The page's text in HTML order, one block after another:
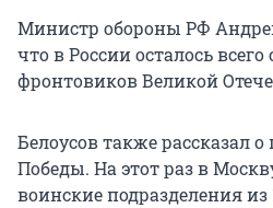
Министр обороны РФ
что в России осталось
фронтовиков Великой
Белоусов также рассказал о
Победы. На этот раз в
воинские подразделения